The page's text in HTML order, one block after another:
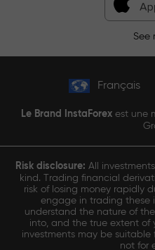
See
Français
Le Brand InstaForex est une
Risk disclosure: All
kind. Trading financial
risk of losing money rapidly
engage in trading these
understand the nature of
into, and the true extent of
investments may be suitable
not for